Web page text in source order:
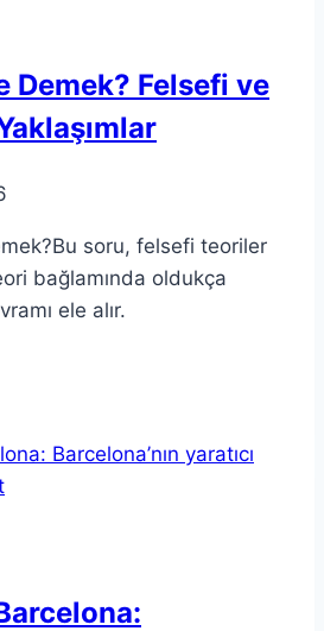
Demek? Felsefi ve
soru, felsefi teoriler
bağlamında oldukça
ele alır.